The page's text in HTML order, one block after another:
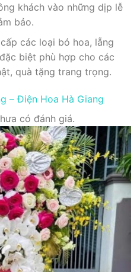
khách vào những dịp lễ
bảo.
các loại bó hoa, lẵng
biệt phù hợp cho các
quà tặng trang trọng.
– Điện Hoa Hà Giang
có đánh giá.